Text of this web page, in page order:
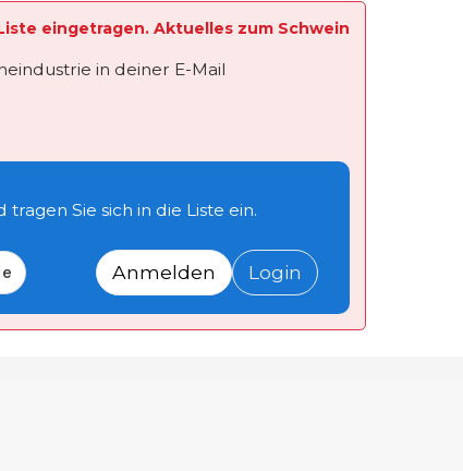
eingetragen. Aktuelles zum Schwein
in deiner E-Mail
tragen Sie sich in die Liste ein.
Anmelden Login